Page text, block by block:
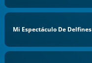
Mi Espectáculo De Delfines